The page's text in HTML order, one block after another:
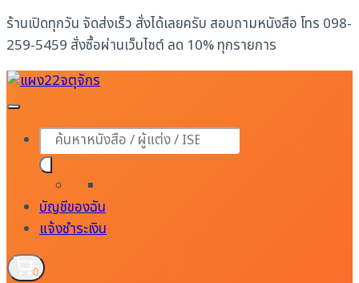
Skip
to
content
ร้านเปิดทุกวัน จัดส่งเร็ว สั่งได้เลยครับ สอบถามหนังสือ โทร 098-
259-5459 สั่งซื้อผ่านเว็บไซต์ ลด 10% ทุกรายการ
Products
search
บัญชีของฉัน
แจ้งชำระเงิน
0